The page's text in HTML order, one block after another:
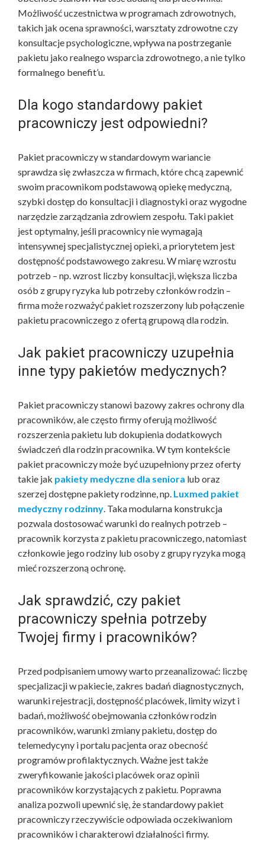
Możliwość uczestnictwa w programach zdrowotnych,
takich jak ocena sprawności, warsztaty zdrowotne czy
konsultacje psychologiczne, wpływa na postrzeganie
pakietu jako realnego wsparcia zdrowotnego, a nie tylko
formalnego benefit’u.
Dla kogo standardowy pakiet
pracowniczy jest odpowiedni?
Pakiet pracowniczy w standardowym wariancie
sprawdza się zwłaszcza w firmach, które chcą zapewnić
swoim pracownikom podstawową opiekę medyczną,
szybki dostęp do konsultacji i diagnostyki oraz wygodne
narzędzie zarządzania zdrowiem zespołu. Taki pakiet
jest optymalny, jeśli pracownicy nie wymagają
intensywnej specjalistycznej opieki, a priorytetem jest
dostępność podstawowego zakresu. W miarę wzrostu
potrzeb – np. wzrost liczby konsultacji, większa liczba
osób z grupy ryzyka lub potrzeby członków rodzin –
firma może rozważyć pakiet rozszerzony lub połączenie
pakietu pracowniczego z ofertą grupową dla rodzin.
Jak pakiet pracowniczy uzupełnia
inne typy pakietów medycznych?
Pakiet pracowniczy stanowi bazowy zakres ochrony dla
pracowników, ale często firmy oferują możliwość
rozszerzenia pakietu lub dokupienia dodatkowych
świadczeń dla rodzin pracownika. W tym kontekście
pakiet pracowniczy może być uzupełniony przez oferty
takie jak pakiety medyczne dla seniora lub oraz
szerzej dostępne pakiety rodzinne, np. Luxmed pakiet
medyczny rodzinny. Taka modularna konstrukcja
pozwala dostosować warunki do realnych potrzeb –
pracownik korzysta z pakietu pracowniczego, natomiast
członkowie jego rodziny lub osoby z grupy ryzyka mogą
mieć rozszerzoną ochronę.
Jak sprawdzić, czy pakiet
pracowniczy spełnia potrzeby
Twojej firmy i pracowników?
Przed podpisaniem umowy warto przeanalizować: liczbę
specjalizacji w pakiecie, zakres badań diagnostycznych,
warunki rejestracji, dostępność placówek, limity wizyt i
badań, możliwość obejmowania członków rodzin
pracowników, warunki zmiany pakietu, dostęp do
telemedycyny i portalu pacjenta oraz obecność
programów profilaktycznych. Ważne jest także
zweryfikowanie jakości placówek oraz opinii
pracowników korzystających z pakietu. Poprawna
analiza pozwoli upewnić się, że standardowy pakiet
pracowniczy rzeczywiście odpowiada oczekiwaniom
pracowników i charakterowi działalności firmy.